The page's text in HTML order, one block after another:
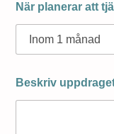
När planerar att
Beskriv